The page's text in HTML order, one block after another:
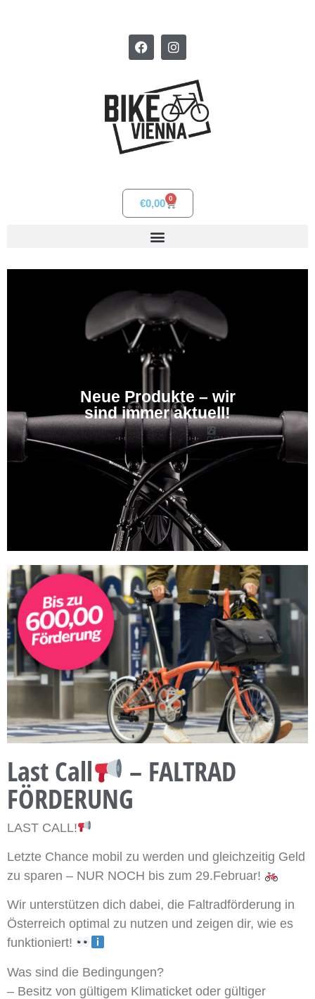
€0,00 0
Neue Produkte – wir
sind immer aktuell!
Last Call – FALTRAD
FÖRDERUNG
LAST CALL!
Letzte Chance mobil zu werden und gleichzeitig Geld
zu sparen – NUR NOCH bis zum 29.Februar!
Wir unterstützen dich dabei, die Faltradförderung in
Österreich optimal zu nutzen und zeigen dir, wie es
funktioniert!
Was sind die Bedingungen?
– Besitz von gültigem Klimaticket oder gültiger